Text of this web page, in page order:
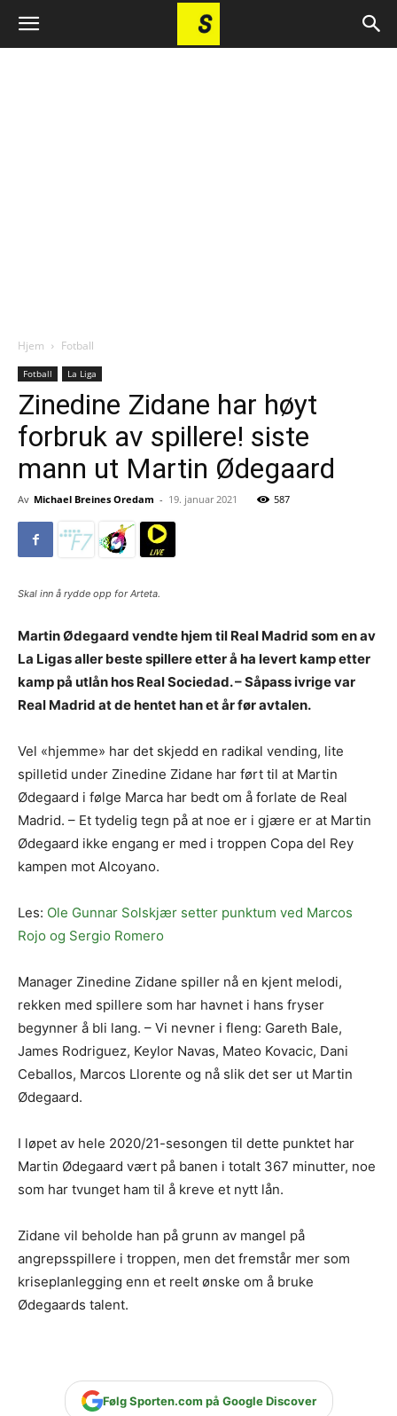
Hjem Fotball
Fotball La Liga
Zinedine Zidane har høyt
forbruk av spillere! siste
mann ut Martin Ødegaard
Av Michael Breines Oredam - 19. januar 2021 587
Skal inn å rydde opp for Arteta.
Martin Ødegaard vendte hjem til Real Madrid som en av
La Ligas aller beste spillere etter å ha levert kamp etter
kamp på utlån hos Real Sociedad. – Såpass ivrige var
Real Madrid at de hentet han et år før avtalen.
Vel «hjemme» har det skjedd en radikal vending, lite
spilletid under Zinedine Zidane har ført til at Martin
Ødegaard i følge Marca har bedt om å forlate de Real
Madrid. – Et tydelig tegn på at noe er i gjære er at Martin
Ødegaard ikke engang er med i troppen Copa del Rey
kampen mot Alcoyano.
Les: Ole Gunnar Solskjær setter punktum ved Marcos
Rojo og Sergio Romero
Manager Zinedine Zidane spiller nå en kjent melodi,
rekken med spillere som har havnet i hans fryser
begynner å bli lang. – Vi nevner i fleng: Gareth Bale,
James Rodriguez, Keylor Navas, Mateo Kovacic, Dani
Ceballos, Marcos Llorente og nå slik det ser ut Martin
Ødegaard.
I løpet av hele 2020/21-sesongen til dette punktet har
Martin Ødegaard vært på banen i totalt 367 minutter, noe
som har tvunget ham til å kreve et nytt lån.
Zidane vil beholde han på grunn av mangel på
angrepsspillere i troppen, men det fremstår mer som
kriseplanlegging enn et reelt ønske om å bruke
Ødegaards talent.
Følg Sporten.com på Google Discover